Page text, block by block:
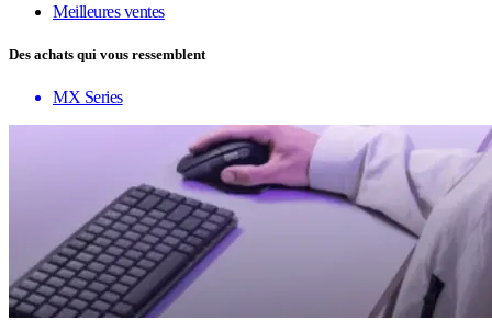
Meilleures ventes
Des achats qui vous ressemblent
MX Series